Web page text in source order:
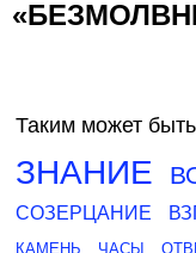
Таким может
ЗНАНИЕ
СОЗЕРЦАНИЕ
КАМЕНЬ
ЧАСЫ